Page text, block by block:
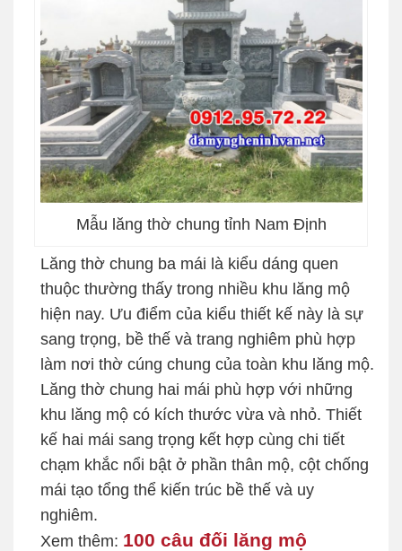
Mẫu lăng thờ chung tỉnh Nam Định
Lăng thờ chung ba mái là kiểu dáng quen
thuộc thường thấy trong nhiều khu lăng mộ
hiện nay. Ưu điểm của kiểu thiết kế này là sự
sang trọng, bề thế và trang nghiêm phù hợp
làm nơi thờ cúng chung của toàn khu lăng mộ.
Lăng thờ chung hai mái phù hợp với những
khu lăng mộ có kích thước vừa và nhỏ. Thiết
kế hai mái sang trọng kết hợp cùng chi tiết
chạm khắc nổi bật ở phần thân mộ, cột chống
mái tạo tổng thể kiến trúc bề thế và uy
nghiêm.
Xem thêm: 100 câu đối lăng mộ